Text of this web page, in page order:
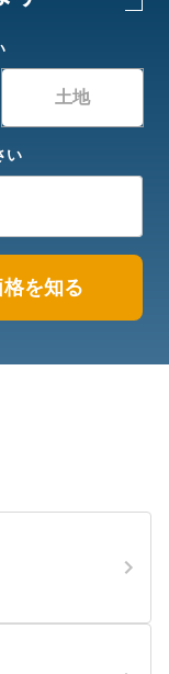
土地
い
を知る